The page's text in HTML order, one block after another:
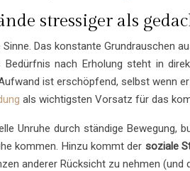
stressiger als
Das konstante Grundrauschen
Bedürfnis nach Erholung steht in
ist erschöpfend, selbst wenn
als wichtigsten Vorsatz für das
Unruhe durch ständige Bewegung,
kommen. Hinzu kommt der soziale
anderer Rücksicht zu nehmen